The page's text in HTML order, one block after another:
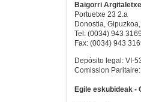
Baigorri
Portuetxe 23 2.a
Donostia, Gipuzkoa,
Tel: (0034) 943
Fax: (0034) 943
Depósito legal: VI-
Comission
Egile eskubideak -